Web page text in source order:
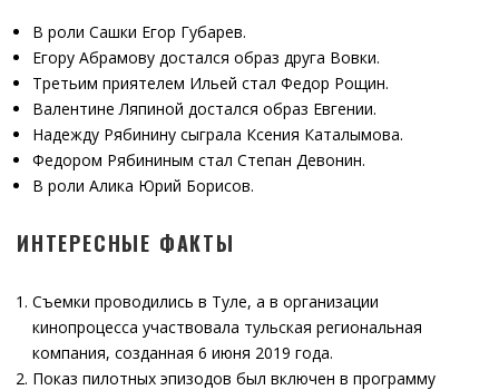
В роли Сашки Егор Губарев.
Егору Абрамову достался образ друга Вовки.
Третьим приятелем Ильей стал Федор Рощин.
Валентине Ляпиной достался образ Евгении.
Надежду Рябинину сыграла Ксения Каталымова.
Федором Рябининым стал Степан Девонин.
В роли Алика Юрий Борисов.
ИНТЕРЕСНЫЕ ФАКТЫ
Съемки проводились в Туле, а в организации
кинопроцесса участвовала тульская региональная
компания, созданная 6 июня 2019 года.
Показ пилотных эпизодов был включен в программу